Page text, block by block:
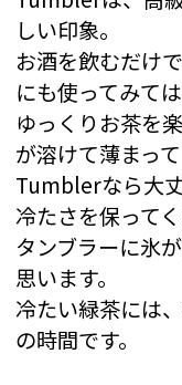
しい印象。
お酒を飲むだけ
にも使ってみて
ゆっくりお茶を
が溶けて薄まっ
Tumblerなら大
冷たさを保って
タンブラーに氷
思います。
冷たい緑茶には
の時間です。